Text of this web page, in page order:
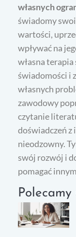
własnych
świadomy
wartości,
wpływać na
własna
świadomości i
własnych
zawodowy
czytanie
doświadczeń
nieodzowny.
swój rozwój i
pomagać